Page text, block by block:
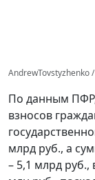
AndrewTovstyzhenko
По данным
взносов
млрд руб., а
– 5,1 млрд руб.,